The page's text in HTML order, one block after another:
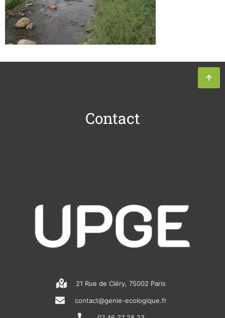
Contact
21 Rue de Cléry, 75002 Paris
contact@genie-ecologique.fr